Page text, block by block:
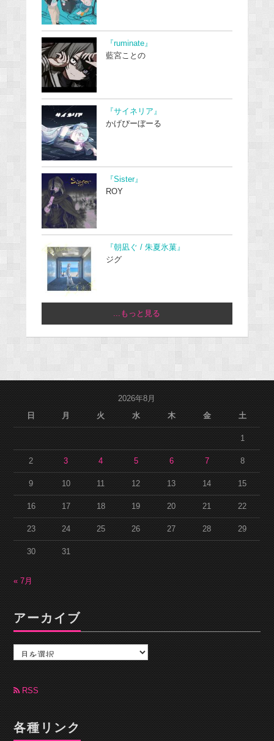
『ruminate』
藍宮ことの
『サイネリア』
かげぴーぼーる
『Sister』
ROY
『朝凪ぐ / 朱夏氷菓』
ジグ
...もっと見る
2026年8月
日
月 火 水 木 金 土
1
2 3 4 5 6 7 8
9 10 11 12 13 14 15
16 17 18 19 20 21 22
23 24 25 26 27 28 29
30 31
« 7月
アーカイブ
カ
ブ RSS
各種リンク